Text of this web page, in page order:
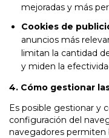
mejoradas y más
Cookies de
anuncios más
limitan la cantidad
y miden la
4. Cómo gestionar
Es posible gestionar y
configuración del
navegadores permiten